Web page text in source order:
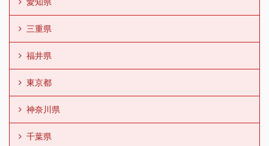
三重県
福井県
東京都
神奈川県
千葉県